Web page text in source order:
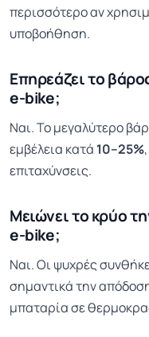
περισσότερο αν
υποβοήθηση.
Επηρεάζει το
e-bike;
Ναι. Το μεγαλύτερο
εμβέλεια κατά 10–25%
επιταχύνσεις.
Μειώνει το κρύο
e-bike;
Ναι. Οι ψυχρές
σημαντικά την
μπαταρία σε